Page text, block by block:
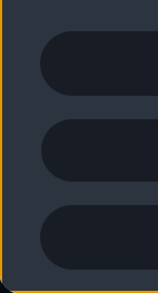
2G/3G nätet
Nyhetsbrev
Vårt
Lediga tjänster
Lediga tjänster
Kommentar
Anpassa